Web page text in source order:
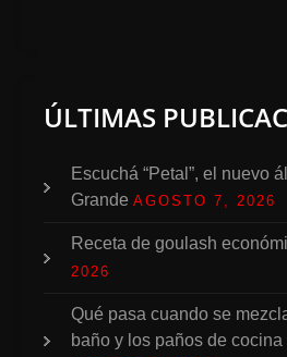
ÚLTIMAS
Escuchá “Petal”, el nuevo
Grande AGOSTO 7, 2026
Receta de goulash
2026
Qué pasa cuando se
baño y los paños de